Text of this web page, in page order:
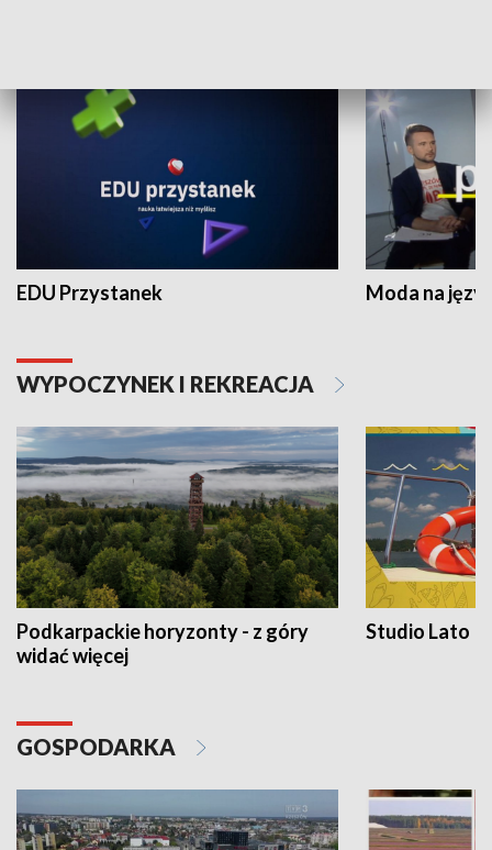
EDU Przystanek Moda na
WYPOCZYNEK I REKREACJA
Podkarpackie horyzonty - z góry
widać więcej
Studio Lato
GOSPODARKA